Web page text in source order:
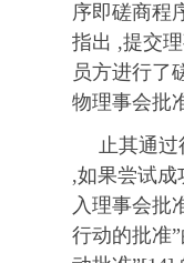
序即磋商程
指出 ,提交
员方进行了
物理事会批
止其通过
,如果尝试
入理事会批
行动的批准